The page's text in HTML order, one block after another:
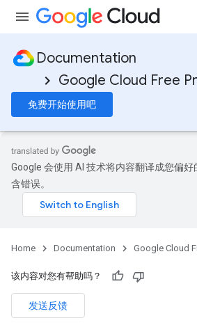
Documentation
Google Cloud Free
免费开始使用吧
Google 会使用 AI 技术将内容翻译成您偏
含错误。
Home Documentation Google Cloud
该内容对您有帮助吗？
发送反馈